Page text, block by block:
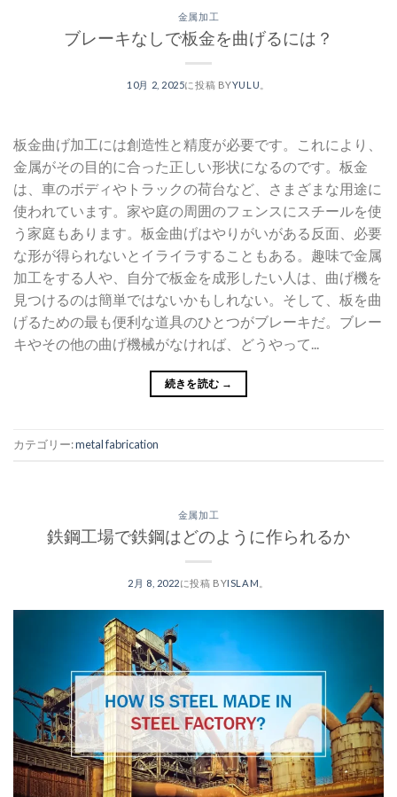
金属加工
ブレーキなしで板金を曲げるには？
10月 2, 2025に投稿 BYYULU
板金曲げ加工には創造性と精度が必要です。これにより、
金属がその目的に合った正しい形状になるのです。板金
は、車のボディやトラックの荷台など、さまざまな用途に
使われています。家や庭の周囲のフェンスにスチールを使
う家庭もあります。板金曲げはやりがいがある反面、必要
な形が得られないとイライラすることもある。趣味で金属
加工をする人や、自分で板金を成形したい人は、曲げ機を
見つけるのは簡単ではないかもしれない。そして、板を曲
げるための最も便利な道具のひとつがブレーキだ。ブレー
キやその他の曲げ機械がなければ、どうやって...
続きを読む →
カテゴリー:metal fabrication
金属加工
鉄鋼工場で鉄鋼はどのように作られるか
2月 8, 2022に投稿 BYISLAM